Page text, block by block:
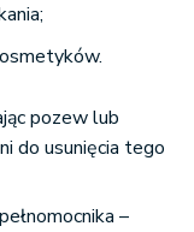
pozew lub
do usunięcia tego
–